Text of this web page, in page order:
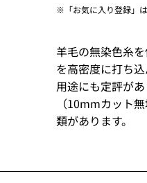
※「お気に入り登録」
羊毛の無染色糸
を高密度に打ち
用途にも定評が
（10mmカット
類があります。